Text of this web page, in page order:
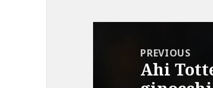
navigationPREVIOUS
Previous
Ahi